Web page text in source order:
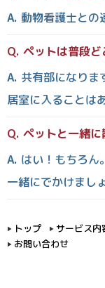
動物看護士との
ペットは普段ど
共有部になりま
居室に入ることは
ペットと一緒に
はい！もちろん。
一緒にでかけまし
トップ サービス内
お問い合わせ